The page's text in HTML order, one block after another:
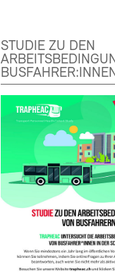
STUDIE ZU DEN